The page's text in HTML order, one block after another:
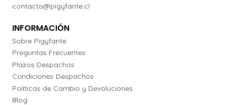
contacto@pigyfante.cl
INFORMACIÓN
Sobre Pigyfante
Preguntas Frecuentes
Plazos Despachos
Condiciones Despachos
Políticas de Cambio y Devoluciones
Blog